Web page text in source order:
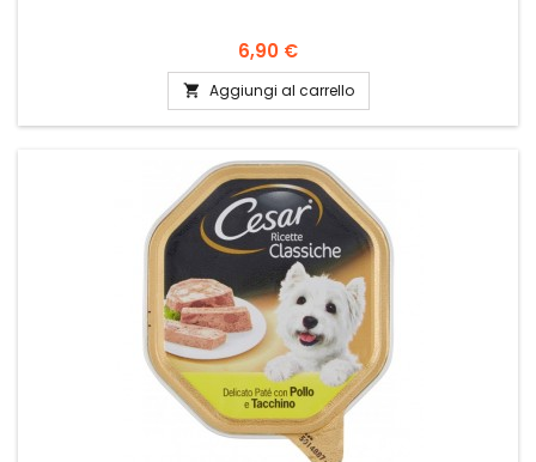
Prezzo
6,90 €
 Aggiungi al carrello